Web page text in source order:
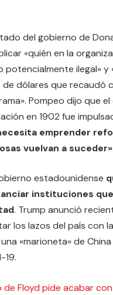
del gobierno de
«quién en la
ilegal» y
de dólares que recaudó
Pompeo dijo que el
en 1902 fue
emprender
vuelvan a suceder».
estadounidense
instituciones que
. Trump anunció
los lazos del país con
«marioneta» de
19.
de Floyd pide acabar